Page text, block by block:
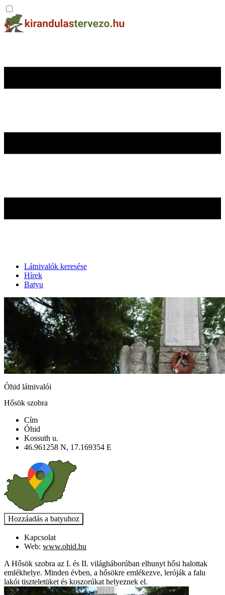
Látnivalók keresése
Hírek
Batyu
Óhid látnivalói
Hősök szobra
Cím
Óhid
Kossuth u.
46.961258 N, 17.169354 E
Kapcsolat
Web: www.ohid.hu
A Hősök szobra az I. és II. világháborúban elhunyt hősi halottak
emlékhelye. Minden évben, a hősökre emlékezve, leróják a falu
lakói tiszteletüket és koszorúkat helyeznek el.